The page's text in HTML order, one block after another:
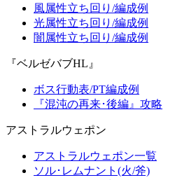
風属性立ち回り/編成例
光属性立ち回り/編成例
闇属性立ち回り/編成例
『ベルゼバブHL』
ボス行動表/PT編成例
『混沌の再来･後編』攻略
アストラルウェポン
アストラルウェポン一覧
ソル･レムナント(火/斧)